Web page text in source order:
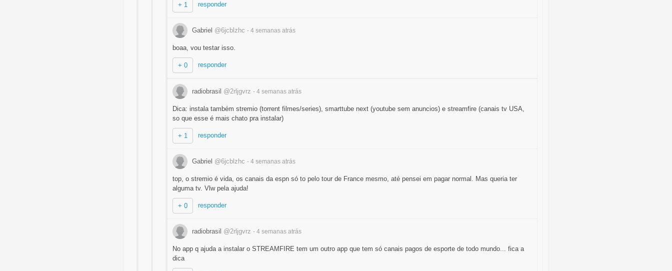
+ 1 responder
Gabriel @6jcblzhc - 4 semanas atrás
boaa, vou testar isso.
+ 0 responder
radiobrasil @2rljgvrz - 4 semanas atrás
Dica: instala também stremio (torrent filmes/series), smarttube next (youtube sem anuncios) e streamfire (canais tv USA,
so que esse é mais chato pra instalar)
+ 1 responder
Gabriel @6jcblzhc - 4 semanas atrás
top, o stremio é vida, os canais da espn só to pelo tour de France mesmo, até pensei em pagar normal. Mas queria ter
alguma tv. Vlw pela ajuda!
+ 0 responder
radiobrasil @2rljgvrz - 4 semanas atrás
No app q ajuda a instalar o STREAMFIRE tem um outro app que tem só canais pagos de esporte de todo mundo... fica a
dica